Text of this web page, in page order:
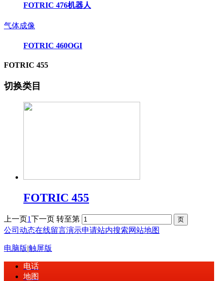
FOTRIC 476机器人
气体成像
FOTRIC 460OGI
FOTRIC 455
切换类目
FOTRIC 455
上一页 1 下一页 转至第
公司动态在线留言演示申请站内搜索网站地图
电脑版 触屏版
电话
地图